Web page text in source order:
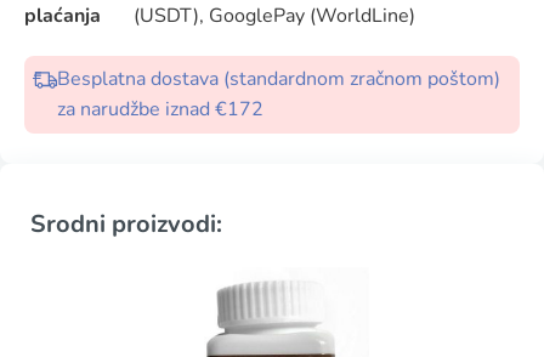
plaćanja
(USDT), GooglePay (WorldLine)
Besplatna dostava (standardnom zračnom poštom)
za narudžbe iznad €172
Srodni proizvodi: